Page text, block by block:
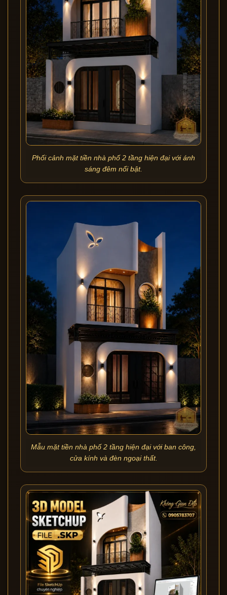
Phối cảnh mặt tiền nhà phố 2 tầng hiện đại với ánh
sáng đêm nổi bật.
Mẫu mặt tiền nhà phố 2 tầng hiện đại với ban công,
cửa kính và đèn ngoại thất.